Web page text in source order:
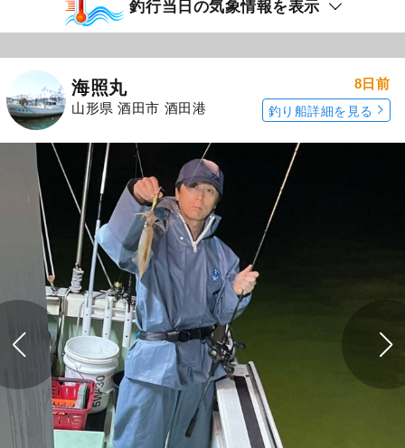
釣行当日の気象情報を表示
海照丸
山形県 酒田市 酒田港
8日前
釣り船詳細を見る